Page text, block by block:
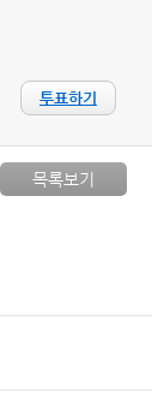
투표하기
목록보기